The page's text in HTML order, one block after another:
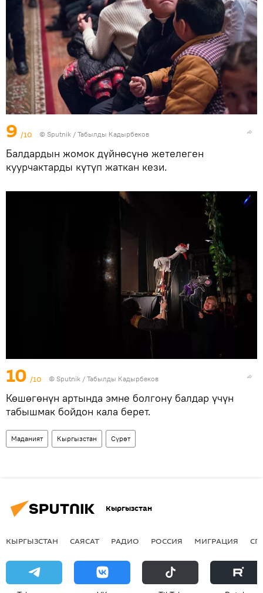
9 /10 © Sputnik / Табылды Кадырбеков
Балдардын жомок дүйнөсүнө жетелеген
куурчактарды күтүп жаткан кези.
10 /10 © Sputnik / Табылды Кадырбеков
Көшөгөнүн артында эмне болгону балдар үчүн
табышмак бойдон кала берет.
Маданият Кыргызстан Сүрөт
Кыргызстан
КЫРГЫЗСТАН САЯСАТ РАДИО РОССИЯ МИГРАЦИЯ